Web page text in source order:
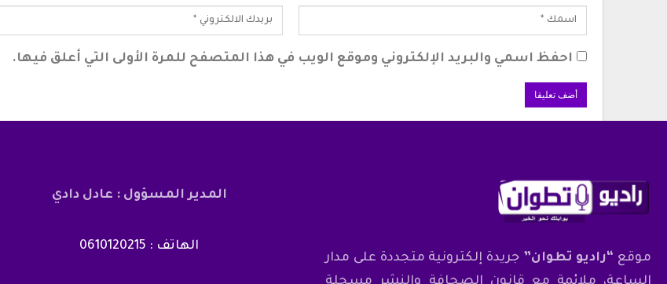
احفظ اسمي والبريد الإلكتروني وموقع الويب في هذا المتصفح للمرة الأولى التي أعلق فيها.
موقع “راديو تطوان” جريدة إلكترونية متجددة على مدار
المدير المسؤول : عادل دادي
الهاتف : 0610120215